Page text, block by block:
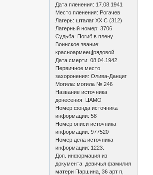
Дата пленения: 17.08.1941
Место пленения: Рогачев
Лагерь: шталаг XX C (312)
Лагерный номер: 3706
Судьба: Погиб в плену
Воинское звание:
красноармеец|рядовой
Дата смерти: 08.04.1942
Первичное место
захоронения: Олива-Данциг
Могила: могила № 246
Название источника
донесения: ЦАМО
Номер фонда источника
информации: 58
Номер описи источника
информации: 977520
Номер дела источника
информации: 1223.
Доп. информация из
документа: девичья фамилия
матери Паршина, 36 арт п,